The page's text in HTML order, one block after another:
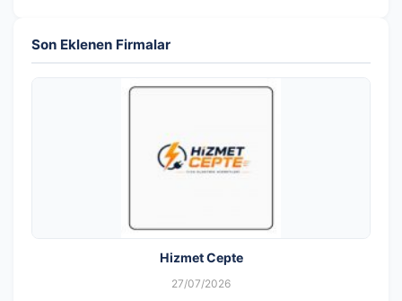
Son Eklenen Firmalar
Hizmet Cepte
27/07/2026